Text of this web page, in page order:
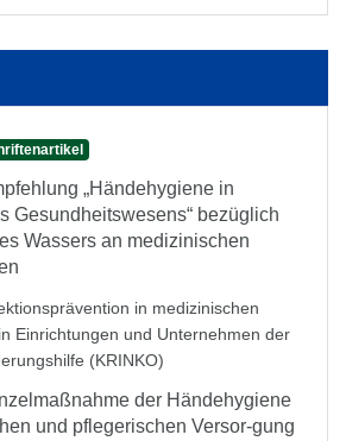
„Händehygiene in
Gesundheitswesens“ bezüglich
Wassers an medizinischen
in medizinischen
Einrichtungen und Unternehmen der
(KRINKO)
der Händehygiene
und pflegerischen Versor-gung